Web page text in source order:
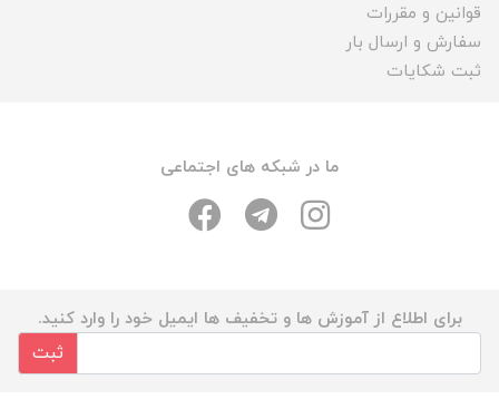
قوانین و مقررات
سفارش و ارسال بار
ثبت شکایات
ما در شبکه های اجتماعی
برای اطلاع از آموزش ها و تخفیف ها ایمیل خود را وارد کنید.
ثبت